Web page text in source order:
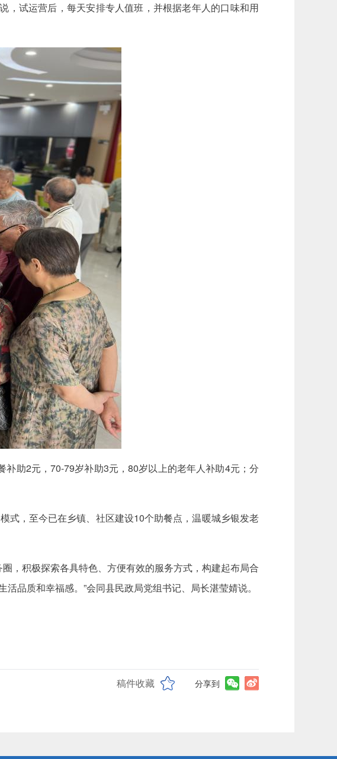
，试运营后，每天安排专人值班，并根据老年人的口味和用
助2元，70-79岁补助3元，80岁以上的老年人补助4元；分
式，至今已在乡镇、社区建设10个助餐点，温暖城乡银发老
，积极探索各具特色、方便有效的服务方式，构建起布局合
品质和幸福感。”会同县民政局党组书记、局长湛莹婧说。
稿件收藏 分享到